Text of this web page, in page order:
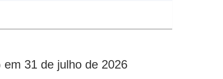
31 de julho de 2026